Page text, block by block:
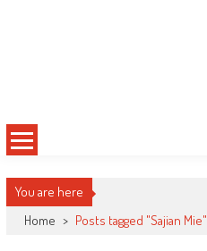
You are here
Home > Posts tagged "Sajian Mie"